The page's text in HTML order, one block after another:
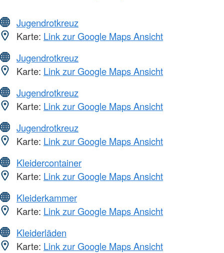
Jugendrotkreuz
Karte: Link zur Google Maps Ansicht
Jugendrotkreuz
Karte: Link zur Google Maps Ansicht
Jugendrotkreuz
Karte: Link zur Google Maps Ansicht
Jugendrotkreuz
Karte: Link zur Google Maps Ansicht
Kleidercontainer
Karte: Link zur Google Maps Ansicht
Kleiderkammer
Karte: Link zur Google Maps Ansicht
Kleiderläden
Karte: Link zur Google Maps Ansicht